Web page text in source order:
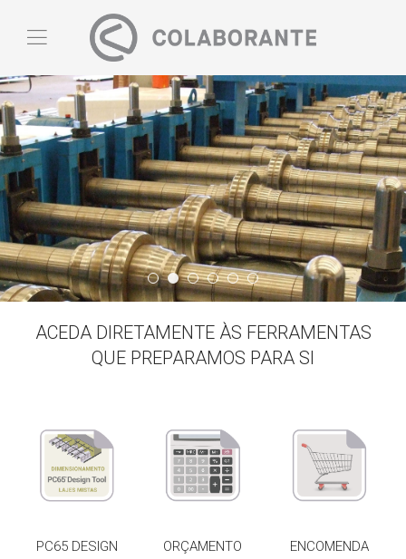
Quem Somos
Slide03Banner05
Banner06
Slide02Banner03
ACEDA DIRETAMENTE ÀS FERRAMENTAS
QUE PREPARAMOS PARA SI
PC65 DESIGN
ORÇAMENTO
ENCOMENDA